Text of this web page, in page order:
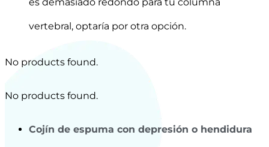
vertebral, optaría por otra opción.
No products found.
No products found.
Cojín de espuma con depresión o hendidura